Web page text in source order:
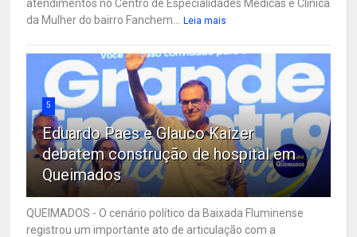
atendimentos no Centro de Especialidades Médicas e Clínica
da Mulher do bairro Fanchem...
Leia mais
5
Eduardo Paes e Glauco Kaizer
debatem construção de hospital em
Queimados
QUEIMADOS - O cenário político da Baixada Fluminense
registrou um importante ato de articulação com a